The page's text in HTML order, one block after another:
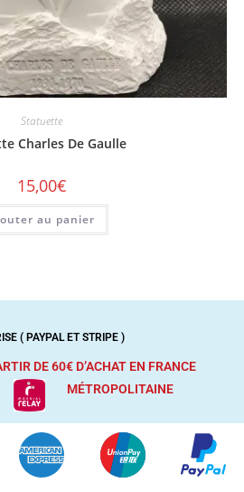
Statuette
Charles De Gaulle
15,00€
au panier
( PAYPAL ET STRIPE )
DE 60€ D’ACHAT EN FRANCE
MÉTROPOLITAINE